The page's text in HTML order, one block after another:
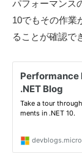
パフォーマンス
10でもその作業
ることが確認で